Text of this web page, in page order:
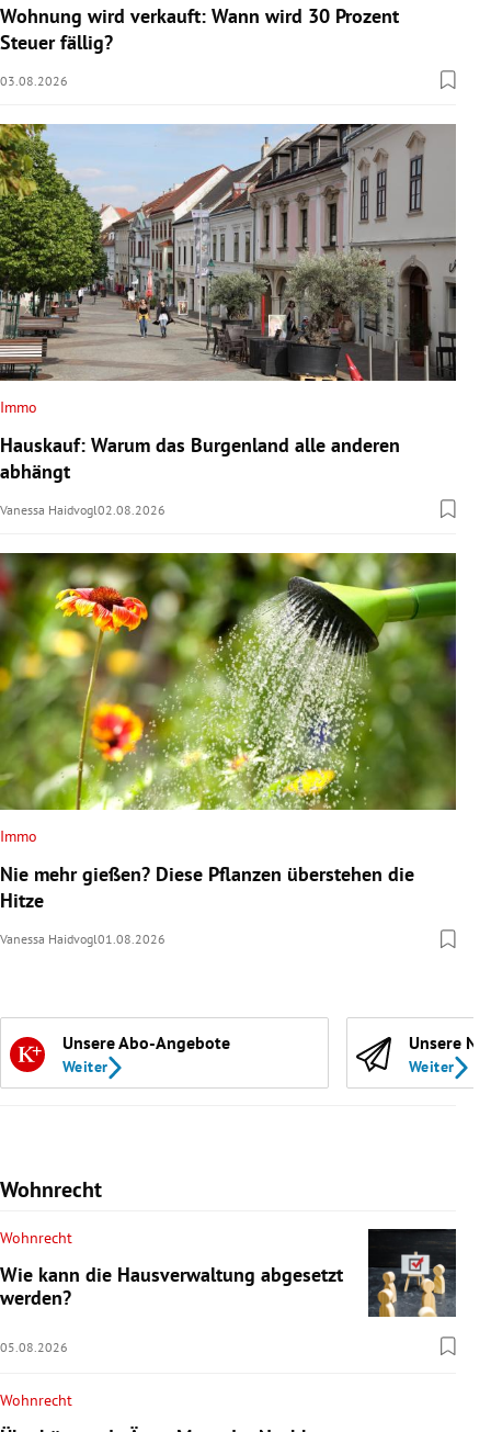
Wohnung wird verkauft: Wann wird 30 Prozent
Steuer fällig?
03.08.2026
Immo
Hauskauf: Warum das Burgenland alle anderen
abhängt
Vanessa Haidvogl02.08.2026
Immo
Nie mehr gießen? Diese Pflanzen überstehen die
Hitze
Vanessa Haidvogl01.08.2026
Unsere Abo-Angebote
Weiter
Unsere
Weiter
Wohnrecht
Wohnrecht
Wie kann die Hausverwaltung abgesetzt
werden?
05.08.2026
Wohnrecht